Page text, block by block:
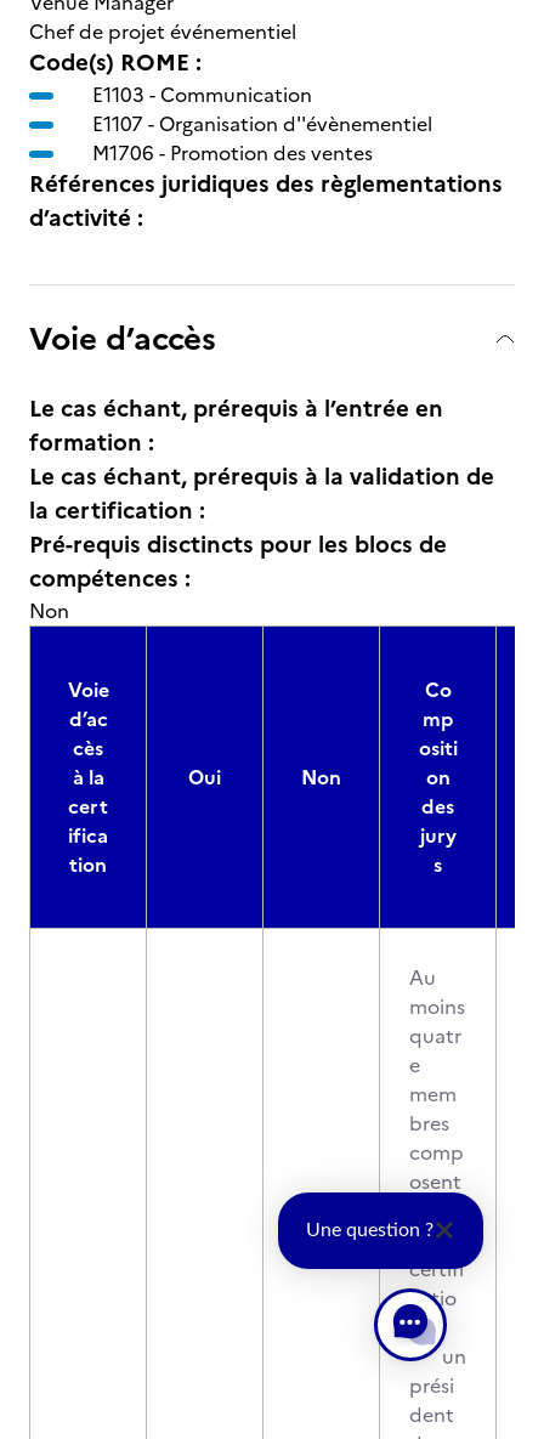
Chef de projet événementiel
Code(s) ROME :
E1103 -Communication
E1107 -Organisation d''évènementiel
M1706 - Promotion des ventes
Références juridiques des règlementations
d’activité :
Voie d’accès
Le cas échant, prérequis à l’entrée en
formation :
Le cas échant, prérequis à la validation de
la certification :
Pré-requis disctincts pour les blocs de
compétences :
Non
Voie
d’ac
cès
à la
cert
ifica
tion
Oui Non
Co
mp
ositi
on
des
jury
s
Au
moins
quatr
e
mem
bres
comp
osent
de
certifi
catio
n :
- un
prési
dent
Une question ?